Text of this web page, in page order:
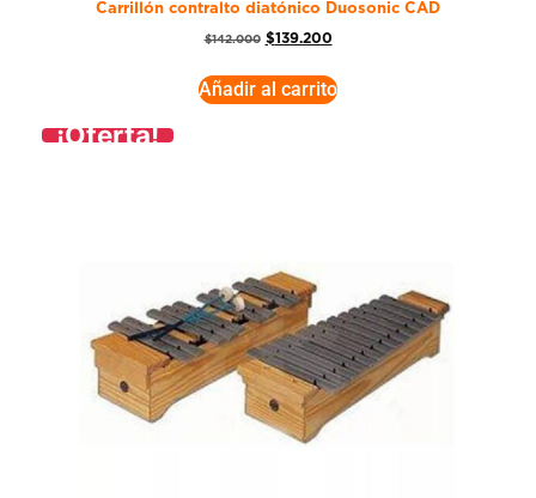
Carrillón contralto diatónico Duosonic CAD
$142.000 $139.200
Añadir al carrito
¡Oferta!